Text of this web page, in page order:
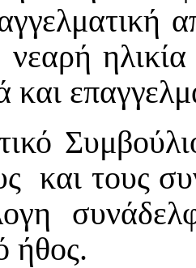
και τους
ήθος.